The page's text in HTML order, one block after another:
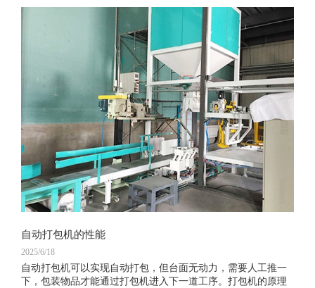
自动打包机的性能
2025/6/18
自动打包机可以实现自动打包，但台面无动力，需要人工推一
下，包装物品才能通过打包机进入下一道工序。打包机的原理